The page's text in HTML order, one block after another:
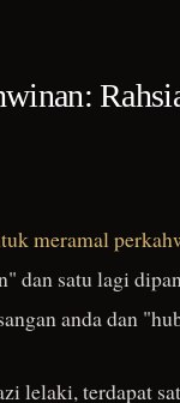
meramal
dan satu lagi
anda dan
lelaki, terdapat